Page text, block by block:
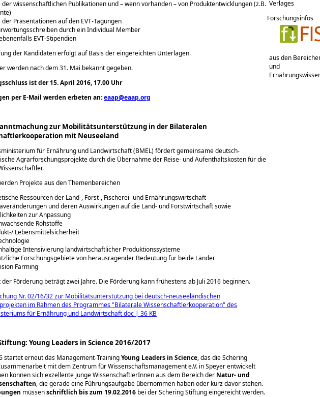
der wissenschaftlichen Publikationen und – wenn vorhanden – von Produktentwicklungen (z.B.
der Präsentationen auf den EVT-Tagungen
durch ein Individual Member
EVT-Stipendien
der Kandidaten erfolgt auf Basis der eingereichten Unterlagen.
werden nach dem 31. Mai bekannt gegeben.
ist der 15. April 2016, 17.00 Uhr
per E-Mail werden erbeten an:eaap@eaap.org
zur Mobilitätsunterstützung in der Bilateralen
mit Neuseeland
für Ernährung und Landwirtschaft (BMEL) fördert gemeinsame deutsch-
Agrarforschungsprojekte durch die Übernahme der Reise- und Aufenthaltskosten für die
Projekte aus den Themenbereichen
Ressourcen der Land-, Forst-, Fischerei- und Ernährungswirtschaft
und deren Auswirkungen auf die Land- und Forstwirtschaft sowie
zur Anpassung
Rohstoffe
Lebensmittelsicherheit
Intensivierung landwirtschaftlicher Produktionssysteme
Forschungsgebiete von herausragender Bedeutung für beide Länder
Farming
der Förderung beträgt zwei Jahre. Die Förderung kann frühestens ab Juli 2016 beginnen.
Nr. 02/16/32 zur Mobilitätsunterstützung bei deutsch-neuseeländischen
im Rahmen des Programmes "Bilaterale Wissenschaftlerkooperation" des
für Ernährung und Landwirtschaft doc | 36 KB
Young Leaders in Science 2016/2017
startet erneut das Management-TrainingYoung Leaders in Science, das die Schering
mit dem Zentrum für Wissenschaftsmanagement e.V. in Speyer entwickelt
können sich exzellente junge WissenschaftlerInnen aus dem Bereich der Natur- und
, die gerade eine Führungsaufgabe übernommen haben oder kurz davor stehen.
müssenschriftlich bis zum 19.02.2016 bei der Schering Stiftung eingereicht werden.
Verlages
Forschungsinfos
aus den
und